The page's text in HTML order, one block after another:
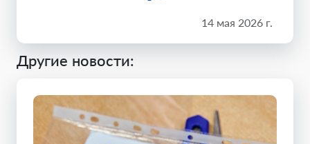
14 мая 2026 г.
Другие новости: